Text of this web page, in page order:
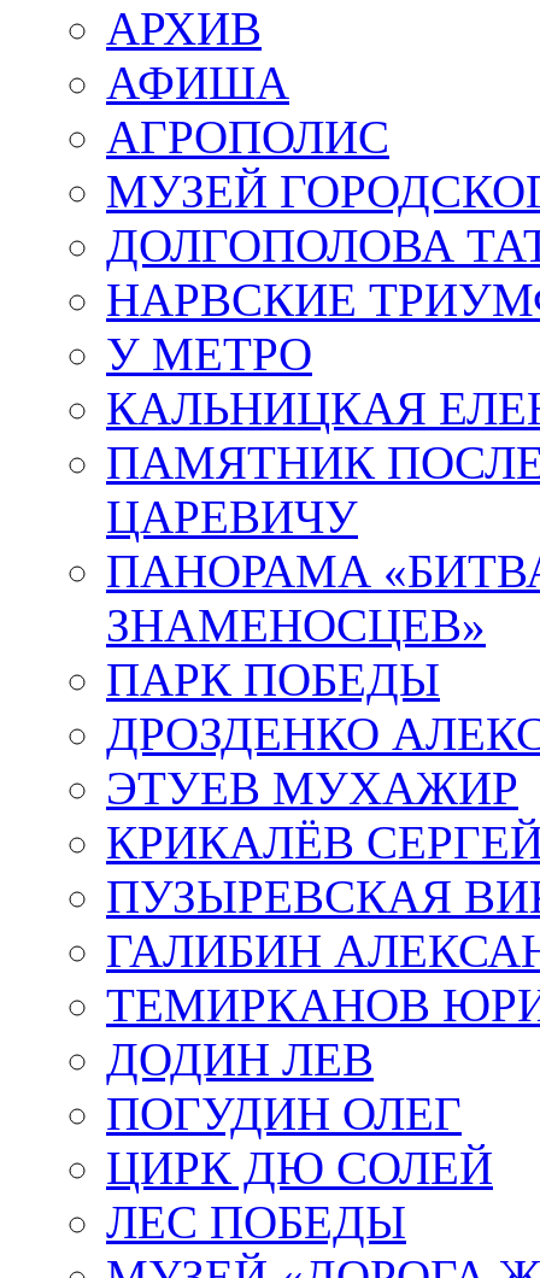
АРХИВ
АФИША
АГРОПОЛИС
МУЗЕЙ
ДОЛГОПОЛОВА
НАРВСКИЕ
У МЕТРО
КАЛЬНИЦКАЯ
ПАМЯТНИК
ЦАРЕВИЧУ
ПАНОРАМА
ЗНАМЕНОСЦЕВ»
ПАРК ПОБЕДЫ
ДРОЗДЕНКО
ЭТУЕВ МУХАЖИР
КРИКАЛЁВ
ПУЗЫРЕВСКАЯ
ГАЛИБИН
ТЕМИРКАНОВ
ДОДИН ЛЕВ
ПОГУДИН ОЛЕГ
ЦИРК ДЮ СОЛЕЙ
ЛЕС ПОБЕДЫ